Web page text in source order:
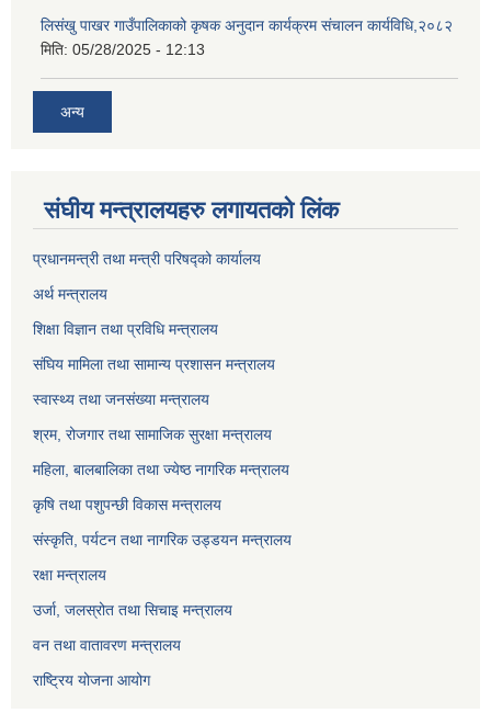
लिसंखु पाखर गाउँपालिकाको कृषक अनुदान कार्यक्रम संचालन कार्यविधि,२०८२
मिति: 05/28/2025 - 12:13
अन्य
संघीय मन्त्रालयहरु लगायतको लिंक
प्रधानमन्त्री तथा मन्त्री परिषद्को कार्यालय
अर्थ मन्त्रालय
शिक्षा विज्ञान तथा प्रविधि मन्त्रालय
संघिय मामिला तथा सामान्य प्रशासन मन्त्रालय
स्वास्थ्य तथा जनसंख्या मन्त्रालय
श्रम, रोजगार तथा सामाजिक सुरक्षा मन्त्रालय
महिला, बालबालिका तथा ज्येष्ठ नागरिक मन्त्रालय
कृषि तथा पशुपन्छी विकास मन्त्रालय
संस्कृति, पर्यटन तथा नागरिक उड्डयन मन्त्रालय
रक्षा मन्त्रालय
उर्जा, जलस्रोत तथा सिचाइ मन्त्रालय
वन तथा वातावरण मन्त्रालय
राष्ट्रिय योजना आयोग